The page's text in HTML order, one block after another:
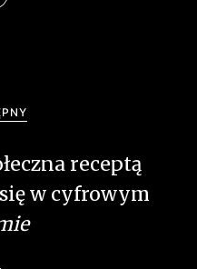
receptą
w cyfrowym